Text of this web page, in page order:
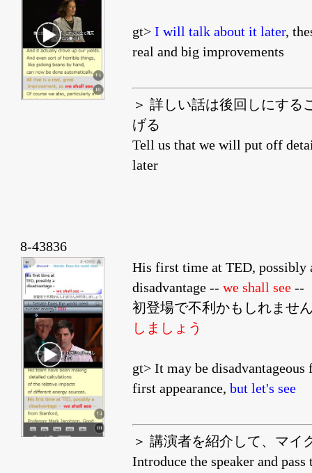
gt> I will talk about it later,
real and big improvements
＞ 詳しい話は後回しにする
げる
Tell us that we will put off
later
8-43836
His first time at TED, possibly
disadvantage -- we shall see --
初登場で不利かもしれませ
しましょう
gt> It may be disadvantageous
first appearance, but let's see
＞ 講演者を紹介して、マイ
Introduce the speaker and pass